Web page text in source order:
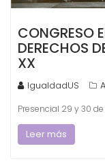
CONGRESO
DERECHOS
XX
IgualdadUS
Presencial 29 y 30
Leer más